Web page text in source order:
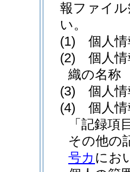
報ファイ
い。
(1)
個人
(2)
個人
織の名称
(3)
個人
(4)
個人
「記録項
その他の
号カ にお